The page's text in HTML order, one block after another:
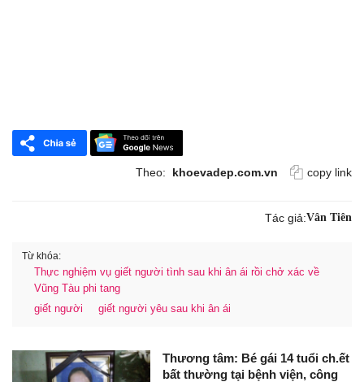
Theo: khoevadep.com.vn copy link
Tác giả:Vân Tiên
Từ khóa:
Thực nghiệm vụ giết người tình sau khi ân ái rồi chở xác về
Vũng Tàu phi tang
giết người
giết người yêu sau khi ân ái
Thương tâm: Bé gái 14 tuổi ch.ết
bất thường tại bệnh viện, công